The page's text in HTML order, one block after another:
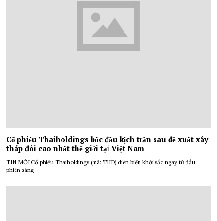
Cổ phiếu Thaiholdings bốc đầu kịch trần sau đề xuất xây
tháp đôi cao nhất thế giới tại Việt Nam
TIN MỚI Cổ phiếu Thaiholdings (mã: THD) diễn biến khởi sắc ngay từ đầu
phiên sáng